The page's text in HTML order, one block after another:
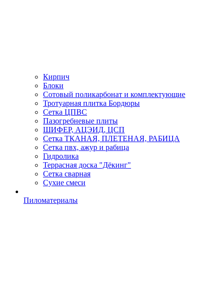
Кирпич
Блоки
Сотовый поликарбонат и комплектующие
Тротуарная плитка Бордюры
Сетка ЦПВС
Пазогребневые плиты
ШИФЕР, АЦЭИД, ЦСП
Сетка ТКАНАЯ, ПЛЕТЕНАЯ, РАБИЦА
Сетка пвх, ажур и рабица
Гидролика
Террасная доска "Дёкинг"
Сетка сварная
Сухие смеси
Пиломатериалы